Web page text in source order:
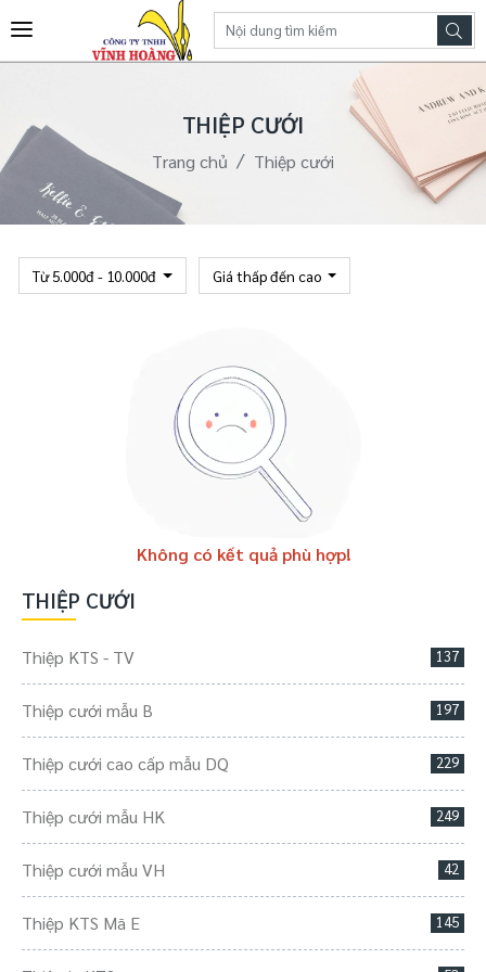
THIỆP CƯỚI
Trang chủ Thiệp cưới
THIỆP CƯỚI
Thiệp KTS - TV 137
Thiệp cưới mẫu B 197
Thiệp cưới cao cấp mẫu DQ 229
Thiệp cưới mẫu HK 249
Thiệp cưới mẫu VH 42
Thiệp KTS Mã E 145
Từ 5.000đ - 10.000đ Giá thấp đến cao
Không có kết quả phù hợp!